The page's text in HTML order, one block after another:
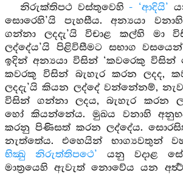
නිරුක්තිපථ වස්තුවෙහි- ‘ආදියි’
සොරෙහි’යි පැහසීය. අන්‍යයා
ගන්නා ලදදැ’යි විචාළ කල්හි මා
ලද්දේය’යි පිළිවිසීමට සභාග
ඉදින් අන්‍යයා විසින් ‘කවරෙකු විසින්
කවරකු විසින් බැහැර කරන ලදද,
ලදදැ’යි කියන ලද්දේ වන්නේනම්,
විසින් ගන්නා ලදය, බැහැර කරන
හෝ කියන්නේය. මුඛය වනාහි
කරනු පිණිසත් කරන ලද්දේය.
නැත්තේය. එහෙයින් භාග්‍යවතුන්
භික්‍‍‍ඛු නිරුත්තිපථෙ’ යනු වදාළ
මාත්‍රයෙහි ඇවැත් නොවේය යන